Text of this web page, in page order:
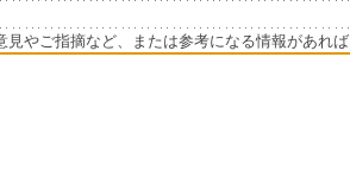
見やご指摘など、または参考になる情報があれ